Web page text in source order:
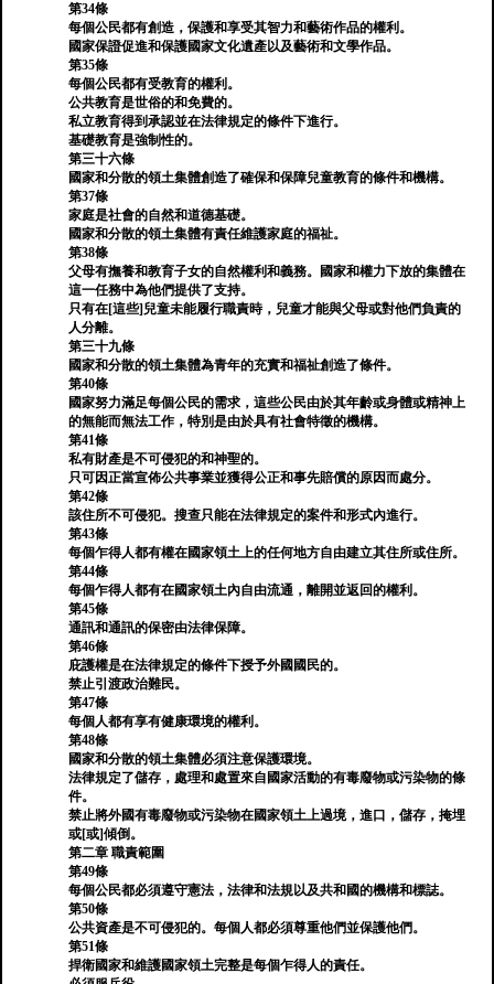
第34條
每個公民都有創造，保護和享受其智力和藝術作品的權利。
國家保證促進和保護國家文化遺產以及藝術和文學作品。
第35條
每個公民都有受教育的權利。
公共教育是世俗的和免費的。
私立教育得到承認並在法律規定的條件下進行。
基礎教育是強制性的。
第三十六條
國家和分散的領土集體創造了確保和保障兒童教育的條件和機構。
第37條
家庭是社會的自然和道德基礎。
國家和分散的領土集體有責任維護家庭的福祉。
第38條
父母有撫養和教育子女的自然權利和義務。國家和權力下放的集體在
這一任務中為他們提供了支持。
只有在[這些]兒童未能履行職責時，兒童才能與父母或對他們負責的
人分離。
第三十九條
國家和分散的領土集體為青年的充實和福祉創造了條件。
第40條
國家努力滿足每個公民的需求，這些公民由於其年齡或身體或精神上
的無能而無法工作，特別是由於具有社會特徵的機構。
第41條
私有財產是不可侵犯的和神聖的。
只可因正當宣佈公共事業並獲得公正和事先賠償的原因而處分。
第42條
該住所不可侵犯。搜查只能在法律規定的案件和形式內進行。
第43條
每個乍得人都有權在國家領土上的任何地方自由建立其住所或住所。
第44條
每個乍得人都有在國家領土內自由流通，離開並返回的權利。
第45條
通訊和通訊的保密由法律保障。
第46條
庇護權是在法律規定的條件下授予外國國民的。
禁止引渡政治難民。
第47條
每個人都有享有健康環境的權利。
第48條
國家和分散的領土集體必須注意保護環境。
法律規定了儲存，處理和處置來自國家活動的有毒廢物或污染物的條
件。
禁止將外國有毒廢物或污染物在國家領土上過境，進口，儲存，掩埋
或[或]傾倒。
第二章 職責範圍
第49條
每個公民都必須遵守憲法，法律和法規以及共和國的機構和標誌。
第50條
公共資產是不可侵犯的。每個人都必須尊重他們並保護他們。
第51條
捍衛國家和維護國家領土完整是每個乍得人的責任。